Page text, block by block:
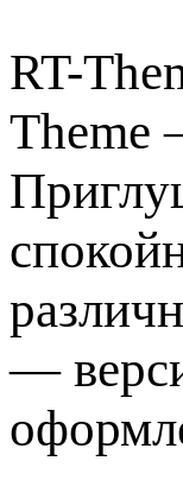
RT-
Theme
—